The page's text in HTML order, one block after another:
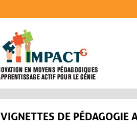
VIGNETTES DE PÉDAGOGIE